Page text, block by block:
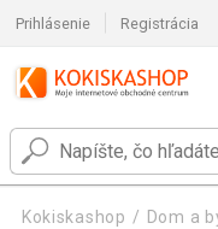
Prihlásenie Registrácia
Kokiskashop Dom a